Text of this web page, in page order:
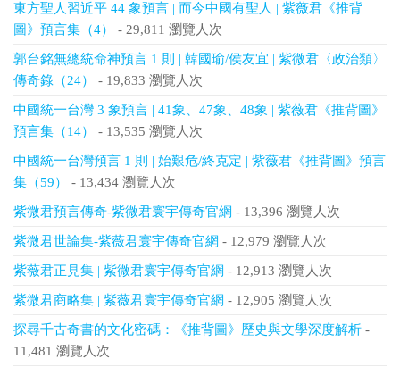
東方聖人習近平 44 象預言 | 而今中國有聖人 | 紫薇君《推背
圖》預言集（4）
- 29,811 瀏覽人次
郭台銘無總統命神預言 1 則 | 韓國瑜/侯友宜 | 紫微君〈政治類〉
傳奇錄（24）
- 19,833 瀏覽人次
中國統一台灣 3 象預言 | 41象、47象、48象 | 紫薇君《推背圖》
預言集（14）
- 13,535 瀏覽人次
中國統一台灣預言 1 則 | 始艱危/終克定 | 紫薇君《推背圖》預言
集（59）
- 13,434 瀏覽人次
紫微君預言傳奇-紫微君寰宇傳奇官網 - 13,396 瀏覽人次
紫微君世論集-紫薇君寰宇傳奇官網 - 12,979 瀏覽人次
紫薇君正見集 | 紫微君寰宇傳奇官網 - 12,913 瀏覽人次
紫微君商略集 | 紫薇君寰宇傳奇官網 - 12,905 瀏覽人次
探尋千古奇書的文化密碼：《推背圖》歷史與文學深度解析 -
11,481 瀏覽人次